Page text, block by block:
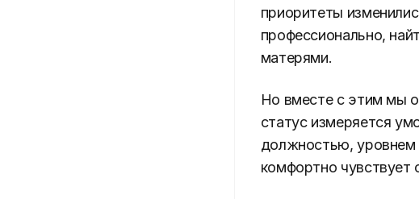
приоритеты
профессионально,
матерями.
Но вместе с этим мы
статус измеряется
должностью,
комфортно чувствует